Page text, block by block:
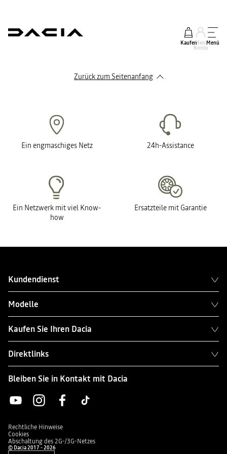
KaufenMein
Konto
Menü
Zurück zum Seitenanfang
Ein engmaschiges Netz 24h-Assistance
Ein Netzwerk mit viel Know-
how
Ersatzteile mit Garantie
Kundendienst
Modelle
Kaufen Sie Ihren Dacia
Direktlinks
Bleiben Sie in Kontakt mit Dacia
Rechtliche Hinweise
Cookies
Abschaltung des 2G-/3G-Netzes
© Dacia 2017 - 2026